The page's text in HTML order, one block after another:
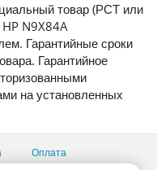
товар (РСТ или
HP N9X84A
Гарантийные сроки
Гарантийное
на установленных
Оплата